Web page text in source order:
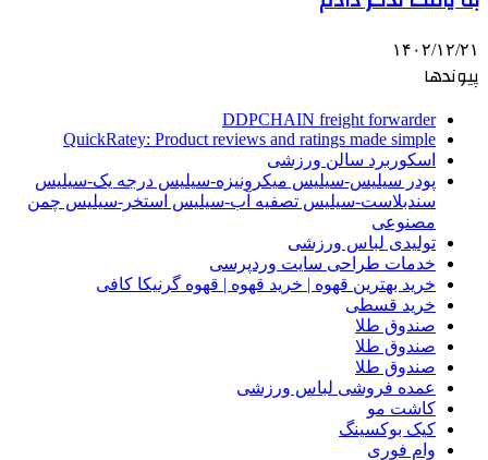
۱۴۰۲/۱۲/۲۱
پیوندها
DDPCHAIN freight forwarder
QuickRatey: Product reviews and ratings made simple
اسکوربرد سالن ورزشی
پودر سیلیس-سیلیس میکرونیزه-سیلیس درجه یک-سیلیس
سندبلاست-سیلیس تصفیه آب-سیلیس استخر-سیلیس چمن
مصنوعی
تولیدی لباس ورزشی
خدمات طراحی سایت وردپرسی
خرید بهترین قهوه | خرید قهوه | قهوه گرنیکا کافی
خرید قسطی
صندوق طلا
صندوق طلا
صندوق طلا
عمده فروشی لباس ورزشی
کاشت مو
کیک بوکسینگ
وام فوری